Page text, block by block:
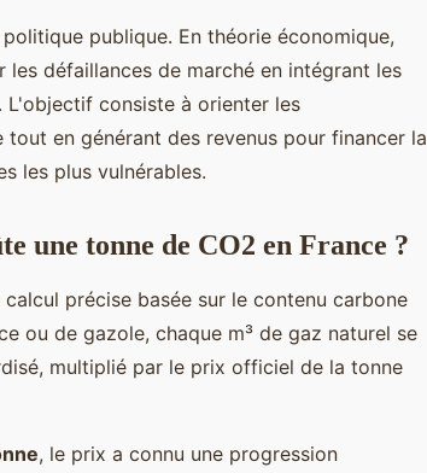
publique. En théorie économique,
défaillances de marché en intégrant les
consiste à orienter les
en générant des revenus pour financer la
les plus vulnérables.
une tonne de CO2 en France ?
précise basée sur le contenu carbone
ou de gazole, chaque m³ de gaz naturel se
multiplié par le prix officiel de la tonne
, le prix a connu une progression